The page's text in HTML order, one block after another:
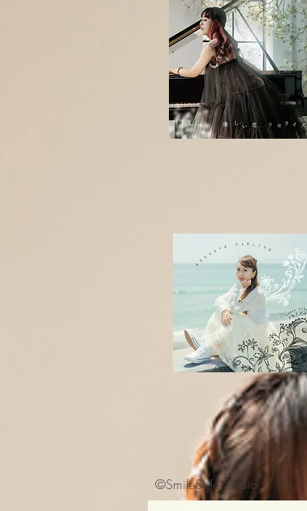
©SmileStyle Studio